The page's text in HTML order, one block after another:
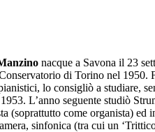
nacque a Savona il 23
di Torino nel
lo consigliò a studiare,
L’anno seguente studiò
(soprattutto come organista)
sinfonica (tra cui un